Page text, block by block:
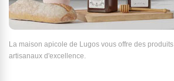
La maison apicole de Lugos vous offre des produits
artisanaux d'excellence.